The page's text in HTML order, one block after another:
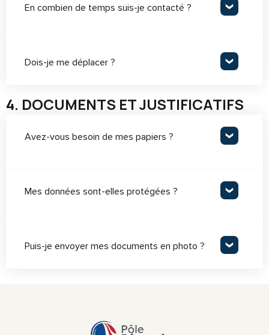
En combien de temps suis-je contacté ?
Dois-je me déplacer ?
4. DOCUMENTS ET JUSTIFICATIFS
Avez-vous besoin de mes papiers ?
Mes données sont-elles protégées ?
Puis-je envoyer mes documents en photo ?